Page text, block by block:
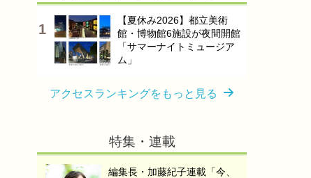
【夏休み2026】都立美術
館・博物館6施設が夜間開館
「サマーナイトミュージア
ム」
アクセスランキングをもっと見る
特集・連載
編集長・加藤紀子連載「今、